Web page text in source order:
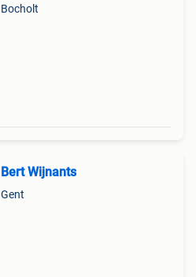
Bocholt
Bert Wijnants
Gent